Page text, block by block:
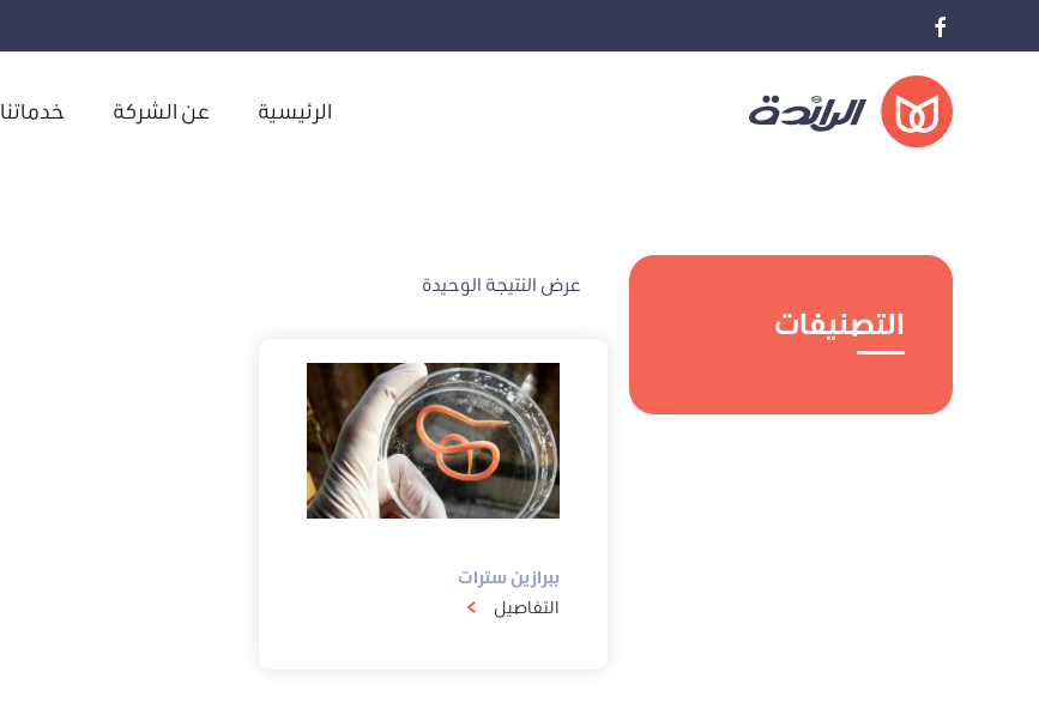
الرئيسية عن الشركة خدماتنا
عرض النتيجة الوحيدة
ببرازين سترات
التفاصيل
التصنيفات